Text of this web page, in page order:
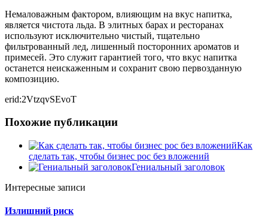
Немаловажным фактором, влияющим на вкус напитка,
является чистота льда. В элитных барах и ресторанах
используют исключительно чистый, тщательно
фильтрованный лед, лишенный посторонних ароматов и
примесей. Это служит гарантией того, что вкус напитка
останется неискаженным и сохранит свою первозданную
композицию.
erid:2VtzqvSEvoT
Похожие публикации
Как
сделать так, чтобы бизнес рос без вложений
Гениальный заголовок
Интересные записи
Излишний риск